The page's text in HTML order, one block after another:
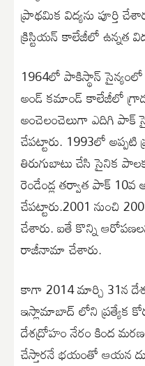
ప్రాథమిక విద్యను పూర్తి
క్రిస్టియన్ కాలేజీలో ఉన్నత
1964లో పాకిస్థాన్ సైన్యంలో
అండ్ కమాండ్ కాలేజీలో
అంచెలంచెలుగా ఎదిగి పాక్
చేపట్టారు. 1993లో
తిరుగుబాటు చేసి సైనిక
రెండేండ్ల తర్వాత పాక్ 10వ
చేపట్టారు.2001 నుంచి
చేశారు. ఐతే కొన్ని
రాజీనామా చేశారు.
కాగా 2014 మార్చి 31న
ఇస్లామాబాద్ లోని ప్రత్యేక
దేశద్రోహం నేరం కింద
చేస్తారనే భయంతో ఆయన